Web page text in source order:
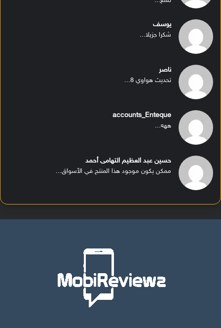
يوسف
شكرا جزيلا...
ناصر
تحديث هواوي 8...
accounts_Enteque
ههه...
حسين عبد العظيم التهامى أحمد
ممكن يكون موجود هذا المنتج في الأسواق...